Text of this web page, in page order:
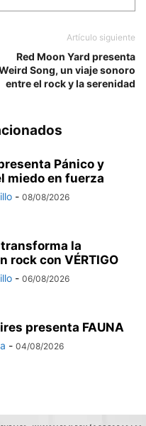
Artículo siguiente
Red Moon Yard presenta
Song, un viaje sonoro
entre el rock y la serenidad
Pánico y
miedo en fuerza
- 08/08/2026
la
rock con VÉRTIGO
- 06/08/2026
presenta FAUNA
- 04/08/2026